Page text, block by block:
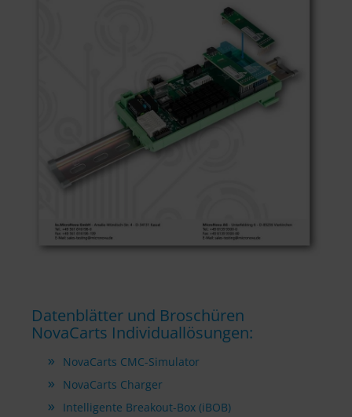
Datenblätter und Broschüren
NovaCarts Individuallösungen:
NovaCarts CMC-Simulator
NovaCarts Charger
Intelligente Breakout-Box (iBOB)